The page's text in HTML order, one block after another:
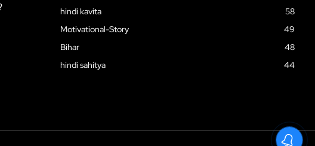
hindi kavita
58
Motivational-Story
49
Bihar
48
hindi sahitya
44